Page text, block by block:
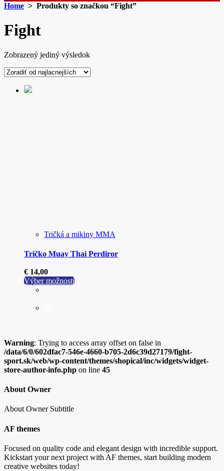
Home > Produkty so značkou “Fight”
Fight
Zobrazený jediný výsledok
Tričká a mikiny MMA
Tričko Muay Thai Perdiror
€ 14,00
Výber možnostíTento
môžete
vybrať
na
stránke
Warning: Trying to access array offset on false in
/data/6/0/602dfac7-546e-4660-b705-2d6c39d27179/fight-
sport.sk/web/wp-content/themes/shopical/inc/widgets/widget-
store-author-info.php on line 45
About Owner
About Owner Subtitle
AF themes
Focused on quality code and elegant design with incredible support.
Kickstart your next project with AF themes, start building modern
creative websites today!